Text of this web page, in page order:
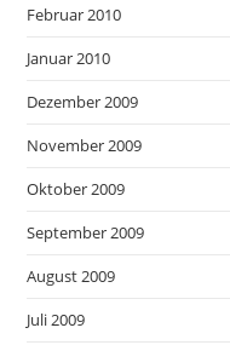
Februar 2010
Januar 2010
Dezember 2009
November 2009
Oktober 2009
September 2009
August 2009
Juli 2009